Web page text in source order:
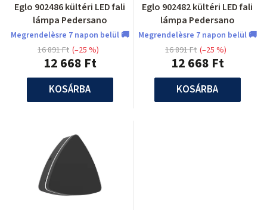
Eglo 902486 kültéri LED fali
lámpa Pedersano
Megrendelèsre 7 napon belül 🚚
12 668 Ft
16 891 Ft (–25 %)
KOSÁRBA
Eglo 902482 kültéri LED fali
lámpa Pedersano
Megrendelèsre 7 napon belül 🚚
12 668 Ft
16 891 Ft (–25 %)
KOSÁRBA